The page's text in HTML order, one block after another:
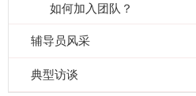
如何加入团队？
辅导员风采
典型访谈